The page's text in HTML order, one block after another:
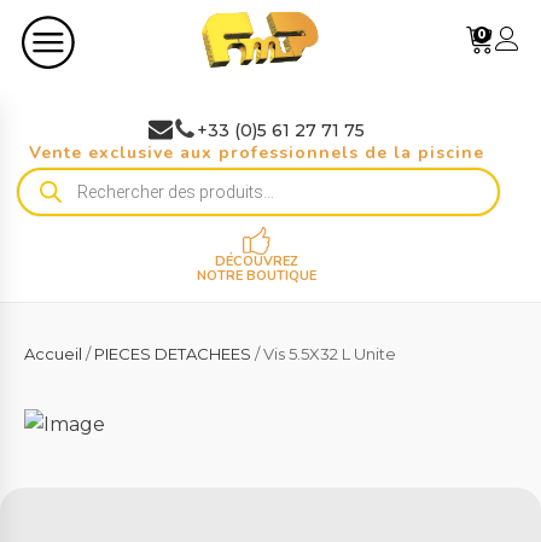
0
+33 (0)5 61 27 71 75
Vente exclusive aux professionnels de la piscine
Recherche
de
DÉCOUVREZ
NOTRE BOUTIQUE
Accueil /PIECES DETACHEES / Vis 5.5X32 L Unite